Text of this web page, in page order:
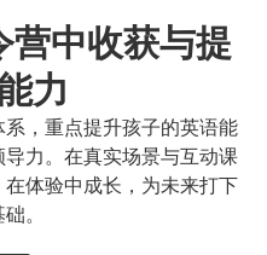
营中收获与提
力
，重点提升孩子的英语能
力。在真实场景与互动课
体验中成长，为未来打下
。